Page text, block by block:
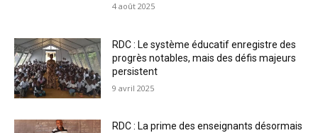
4 août 2025
RDC : Le système éducatif enregistre des
progrès notables, mais des défis majeurs
persistent
9 avril 2025
RDC : La prime des enseignants désormais